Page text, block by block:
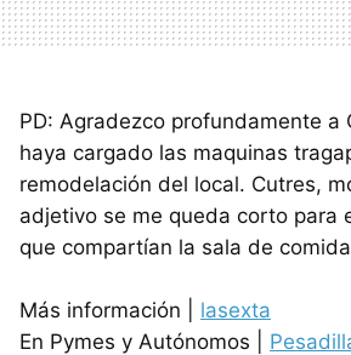
PD: Agradezco profundamente a
haya cargado las maquinas
remodelación del local. Cutres,
adjetivo se me queda corto para
que compartían la sala de
Más información | lasexta
En Pymes y Autónomos |